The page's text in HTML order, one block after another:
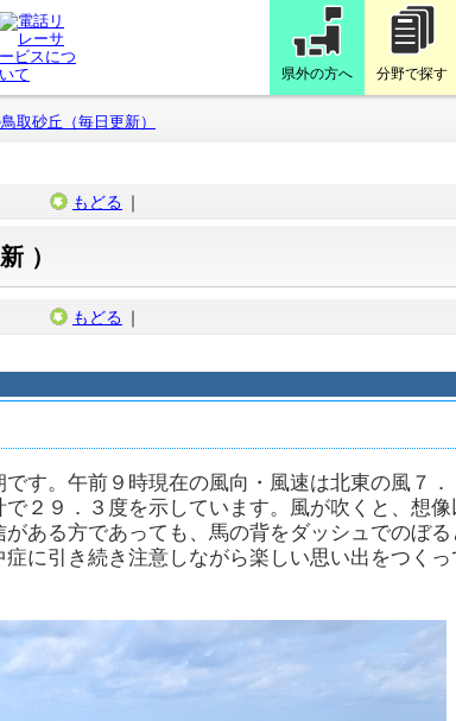
県外の方へ 分野で探す
取砂丘（毎日更新）
もどる ｜
）
もどる ｜
す。午前９時現在の風向・風速は北東の風７．
２９．３度を示しています。風が吹くと、想像
ある方であっても、馬の背をダッシュでのぼる
に引き続き注意しながら楽しい思い出をつくっ